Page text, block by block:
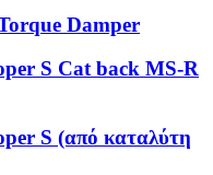
Damper
S Cat back MS-R
S (από καταλύτη